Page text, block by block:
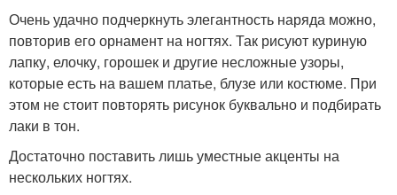
Очень удачно подчеркнуть элегантность наряда можно,
повторив его орнамент на ногтях. Так рисуют куриную
лапку, елочку, горошек и другие несложные узоры,
которые есть на вашем платье, блузе или костюме. При
этом не стоит повторять рисунок буквально и подбирать
лаки в тон.
Достаточно поставить лишь уместные акценты на
нескольких ногтях.